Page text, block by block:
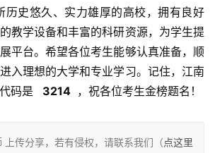
教学设备和丰富的科研资源，为学生提
平台。希望各位考生能够认真准备，顺
入理想的大学和专业学习。记住，江南
码是
  3214
，祝各位考生金榜题名！
上传分享，若有侵权，请联系我们（点这里